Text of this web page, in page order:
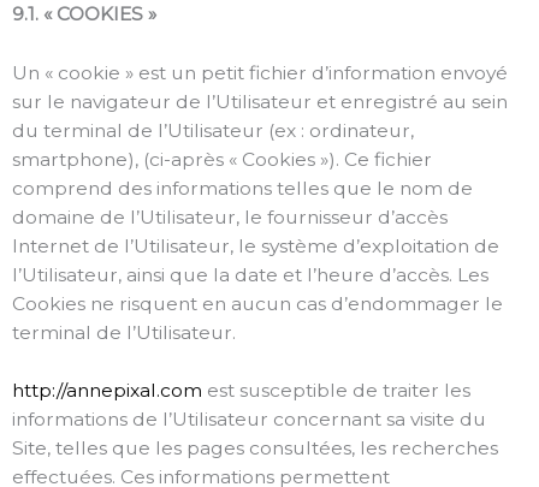
9.1. « COOKIES »
Un « cookie » est un petit fichier d’information envoyé
sur le navigateur de l’Utilisateur et enregistré au sein
du terminal de l’Utilisateur (ex : ordinateur,
smartphone), (ci-après « Cookies »). Ce fichier
comprend des informations telles que le nom de
domaine de l’Utilisateur, le fournisseur d’accès
Internet de l’Utilisateur, le système d’exploitation de
l’Utilisateur, ainsi que la date et l’heure d’accès. Les
Cookies ne risquent en aucun cas d’endommager le
terminal de l’Utilisateur.
http://annepixal.com est susceptible de traiter les
informations de l’Utilisateur concernant sa visite du
Site, telles que les pages consultées, les recherches
effectuées. Ces informations permettent